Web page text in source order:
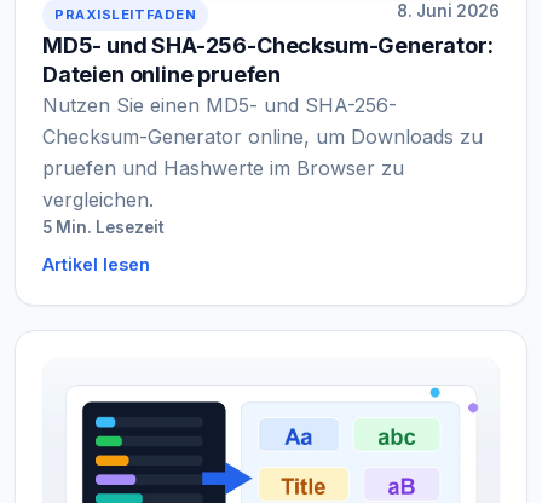
PRAXISLEITFADEN 8. Juni 2026
MD5- und SHA-256-Checksum-Generator:
Dateien online pruefen
Nutzen Sie einen MD5- und SHA-256-
Checksum-Generator online, um Downloads zu
pruefen und Hashwerte im Browser zu
vergleichen.
5 Min. Lesezeit
Artikel lesen